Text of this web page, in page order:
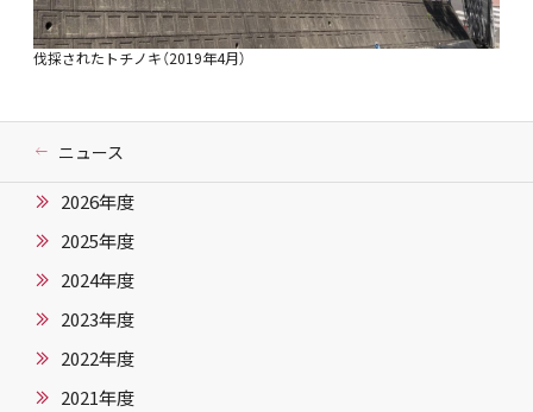
伐採されたトチノキ（2019年4月）
ニュース
2026年度
2025年度
2024年度
2023年度
2022年度
2021年度